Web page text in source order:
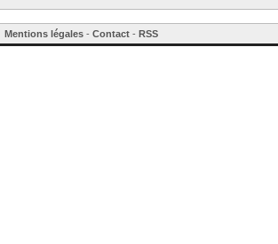
Mentions légales - Contact - RSS